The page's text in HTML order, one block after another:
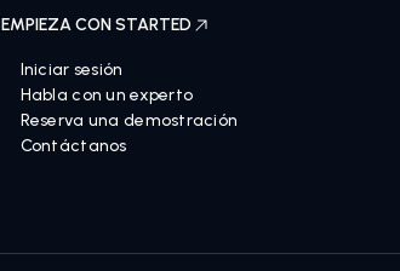
EMPIEZA CON STARTED
Iniciar sesión
Habla con un experto
Reserva una demostración
Contáctanos